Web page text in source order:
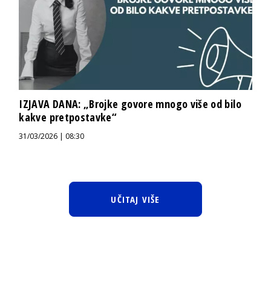
IZJAVA DANA: „Brojke govore mnogo više od bilo
kakve pretpostavke“
31/03/2026 | 08:30
UČITAJ VIŠE